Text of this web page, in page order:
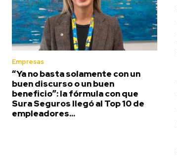
Empresas
“Ya no basta solamente con un
buen discurso o un buen
beneficio”: la fórmula con que
Sura Seguros llegó al Top 10 de
empleadores...